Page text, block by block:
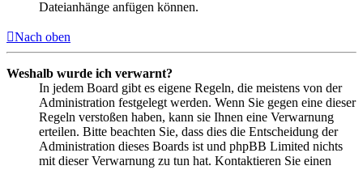
Dateianhänge anfügen können.
Nach oben
Weshalb wurde ich verwarnt?
In jedem Board gibt es eigene Regeln, die meistens von der
Administration festgelegt werden. Wenn Sie gegen eine dieser
Regeln verstoßen haben, kann sie Ihnen eine Verwarnung
erteilen. Bitte beachten Sie, dass dies die Entscheidung der
Administration dieses Boards ist und phpBB Limited nichts
mit dieser Verwarnung zu tun hat. Kontaktieren Sie einen